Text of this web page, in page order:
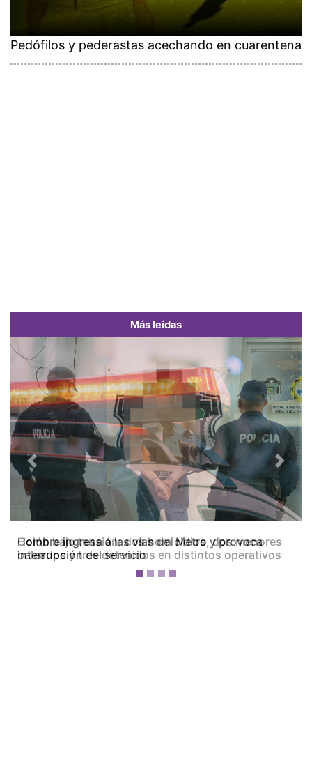
Pedófilos y pederastas acechando en cuarentena
Más leídas
Colón bajo tensión: dos homicidios, dos menores
baleados y tres detenidos en distintos operativos
Previous Next